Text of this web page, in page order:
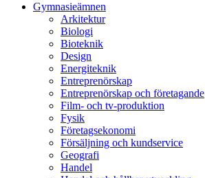
Gymnasieämnen
Arkitektur
Biologi
Bioteknik
Design
Energiteknik
Entreprenörskap
Entreprenörskap och företagande
Film- och tv-produktion
Fysik
Företagsekonomi
Försäljning och kundservice
Geografi
Handel